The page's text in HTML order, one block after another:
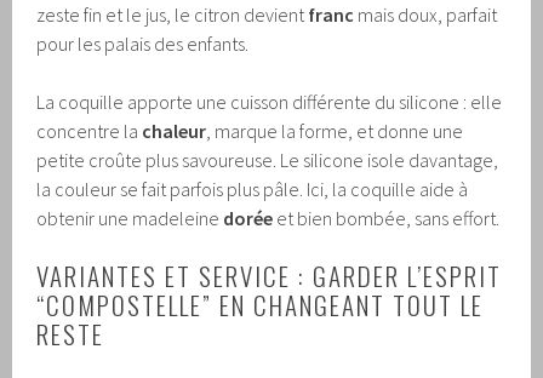
zeste fin et le jus, le citron devientfranc mais doux, parfait
pour les palais des enfants.
La coquille apporte une cuisson différente du silicone : elle
concentre la chaleur, marque la forme, et donne une
petite croûte plus savoureuse. Le silicone isole davantage,
la couleur se fait parfois plus pâle. Ici, la coquille aide à
obtenir une madeleine dorée et bien bombée, sans effort.
VARIANTES ET SERVICE : GARDER L’ESPRIT
“COMPOSTELLE” EN CHANGEANT TOUT LE
RESTE